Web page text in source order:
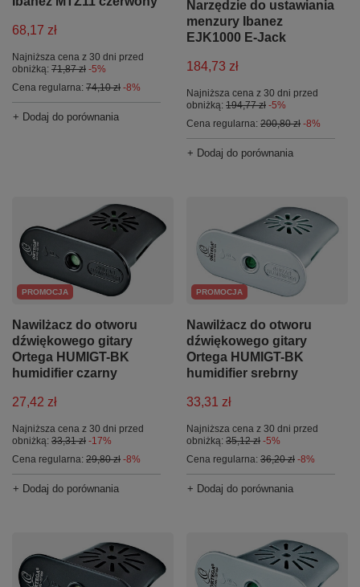
68,17 zł
Najniższa cena z 30 dni przed
obniżką: 71,87 zł -5%
Cena regularna: 74,10 zł -8%
+ Dodaj do porównania
Narzędzie do ustawiania
menzury Ibanez
EJK1000 E-Jack
184,73 zł
Najniższa cena z 30 dni przed
obniżką: 194,77 zł -5%
Cena regularna: 200,80 zł -8%
+ Dodaj do porównania
PROMOCJA
Nawilżacz do otworu
dźwiękowego gitary
Ortega HUMIGT-BK
humidifier czarny
27,42 zł
Najniższa cena z 30 dni przed
obniżką: 33,31 zł -17%
Cena regularna: 29,80 zł -8%
+ Dodaj do porównania
PROMOCJA
Nawilżacz do otworu
dźwiękowego gitary
Ortega HUMIGT-BK
humidifier srebrny
33,31 zł
Najniższa cena z 30 dni przed
obniżką: 35,12 zł -5%
Cena regularna: 36,20 zł -8%
+ Dodaj do porównania